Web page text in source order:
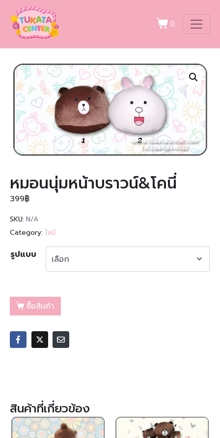
0
หมอนนุ่มหน้าบราวน์&โคนี่
399฿
SKU: N/A
Category: ไลน์
รูปแบบ
ซื้อสินค้า
สินค้าที่เกี่ยวข้อง